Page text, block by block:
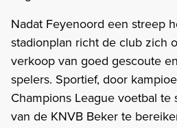
Nadat Feyenoord een streep
stadionplan richt de club zich
verkoop van goed gescoute
spelers. Sportief, door
Champions League voetbal
van de KNVB Beker te